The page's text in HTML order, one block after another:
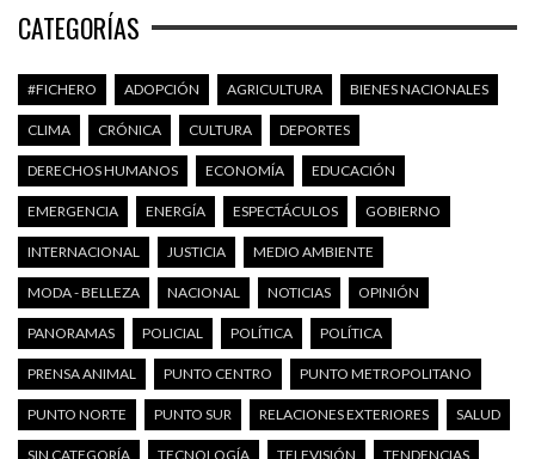
CATEGORÍAS
#FICHERO ADOPCIÓN AGRICULTURA BIENES NACIONALES
CLIMA CRÓNICA CULTURA DEPORTES
DERECHOS HUMANOS ECONOMÍA EDUCACIÓN
EMERGENCIA ENERGÍA ESPECTÁCULOS GOBIERNO
INTERNACIONAL JUSTICIA MEDIO AMBIENTE
MODA - BELLEZA NACIONAL NOTICIAS OPINIÓN
PANORAMAS POLICIAL POLÍTICA POLÍTICA
PRENSA ANIMAL PUNTO CENTRO PUNTO METROPOLITANO
PUNTO NORTE PUNTO SUR RELACIONES EXTERIORES SALUD
SIN CATEGORÍA TECNOLOGÍA TELEVISIÓN TENDENCIAS